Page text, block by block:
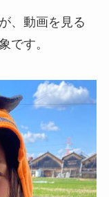
、動画を見る
です。